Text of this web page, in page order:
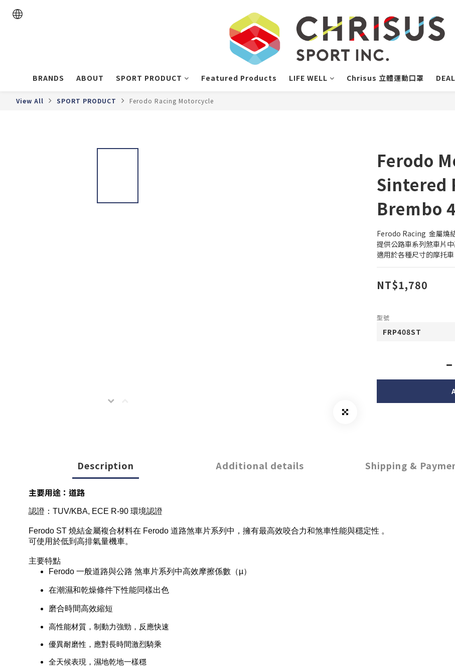
BRANDS ABOUT SPORT PRODUCT Featured Products LIFE WELL Chrisus 立體運動口罩
View All SPORT PRODUCT Ferodo Racing Motorcycle
Ferodo
Sintered
Brembo
Ferodo Racing  金屬燒
提供公路車系列煞車片
適用於各種尺寸的摩托車
NT$1,780
型號
Description Additional details Shipping &
主要用途：道路
認證： TUV/KBA, ECE R-90 環境認證
Ferodo ST 燒結金屬複合材料在 Ferodo 道路煞車片系列中，擁有最高效咬合力和煞車性能與穩定性 。
可使用於低到高排氣量機車。
主要特點
Ferodo 一般道路與公路 煞車片系列中高效摩擦係數（µ）
在潮濕和乾燥條件下性能同樣出色
磨合時間高效縮短
高性能材質，制動力強勁，反應快速
優異耐磨性，應對長時間激烈騎乘
全天候表現，濕地乾地一樣穩